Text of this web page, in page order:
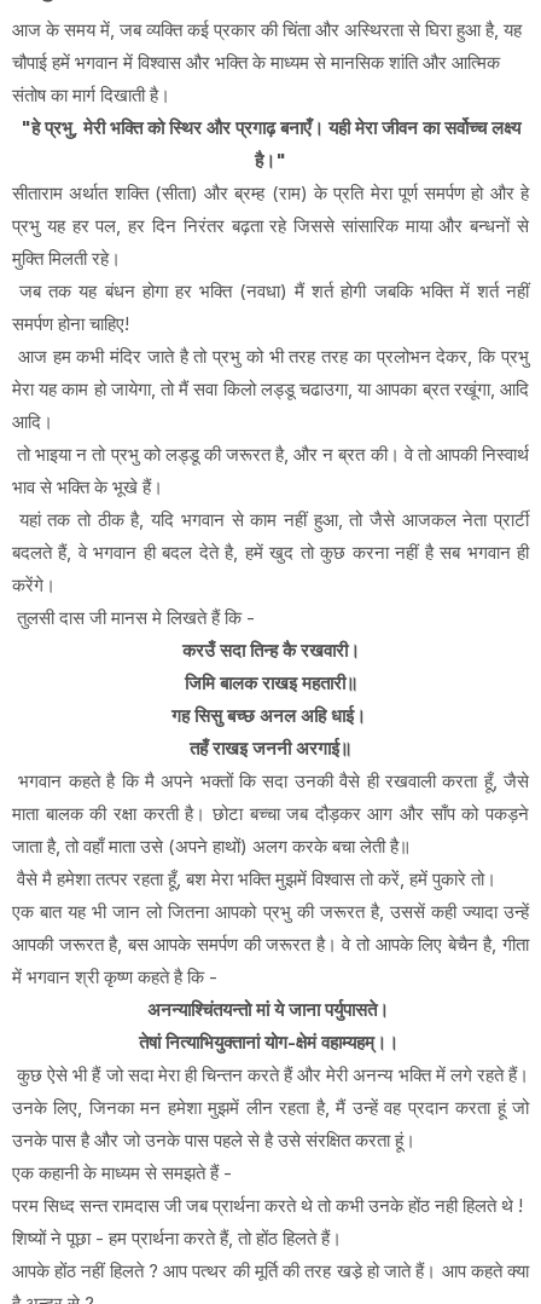
आज के समय में, जब व्यक्ति कई प्रकार की चिंता और अस्थिरता से घिरा हुआ है, यह
चौपाई हमें भगवान में विश्वास और भक्ति के माध्यम से मानसिक शांति और आत्मिक
संतोष का मार्ग दिखाती है।
"हे प्रभु, मेरी भक्ति को स्थिर और प्रगाढ़ बनाएँ। यही मेरा जीवन का सर्वोच्च लक्ष्य
है।"
सीताराम अर्थात शक्ति (सीता) और ब्रम्ह (राम) के प्रति मेरा पूर्ण समर्पण हो और हे
प्रभु यह हर पल, हर दिन निरंतर बढ़ता रहे जिससे सांसारिक माया और बन्धनों से
मुक्ति मिलती रहे।
जब तक यह बंधन होगा हर भक्ति (नवधा) मैं शर्त होगी जबकि भक्ति में शर्त नहीं
समर्पण होना चाहिए!
आज हम कभी मंदिर जाते है तो प्रभु को भी तरह तरह का प्रलोभन देकर, कि प्रभु
मेरा यह काम हो जायेगा, तो मैं सवा किलो लड्डू चढाउगा, या आपका ब्रत रखूंगा, आदि
आदि।
तो भाइया न तो प्रभु को लड्डू की जरूरत है, और न ब्रत की। वे तो आपकी निस्वार्थ
भाव से भक्ति के भूखे हैं।
यहां तक तो ठीक है, यदि भगवान से काम नहीं हुआ, तो जैसे आजकल नेता प्रार्टी
बदलते हैं, वे भगवान ही बदल देते है, हमें खुद तो कुछ करना नहीं है सब भगवान ही
करेंगे।
तुलसी दास जी मानस मे लिखते हैं कि -
करउँ सदा तिन्ह कै रखवारी।
जिमि बालक राखइ महतारी॥
गह सिसु बच्छ अनल अहि धाई।
तहँ राखइ जननी अरगाई॥
भगवान कहते है कि मै अपने भक्तों कि सदा उनकी वैसे ही रखवाली करता हूँ, जैसे
माता बालक की रक्षा करती है। छोटा बच्चा जब दौड़कर आग और साँप को पकड़ने
जाता है, तो वहाँ माता उसे (अपने हाथों) अलग करके बचा लेती है॥
वैसे मै हमेशा तत्पर रहता हूँ, बश मेरा भक्ति मुझमें विश्वास तो करें, हमें पुकारे तो।
एक बात यह भी जान लो जितना आपको प्रभु की जरूरत है, उससें कही ज्यादा उन्हें
आपकी जरूरत है, बस आपके समर्पण की जरूरत है। वे तो आपके लिए बेचैन है, गीता
में भगवान श्री कृष्ण कहते है कि -
अनन्याश्चिंतयन्तो मां ये जाना पर्युपासते।
तेषां नित्याभियुक्तानां योग-क्षेमं वहाम्यहम्।।
कुछ ऐसे भी हैं जो सदा मेरा ही चिन्तन करते हैं और मेरी अनन्य भक्ति में लगे रहते हैं।
उनके लिए, जिनका मन हमेशा मुझमें लीन रहता है, मैं उन्हें वह प्रदान करता हूं जो
उनके पास है और जो उनके पास पहले से है उसे संरक्षित करता हूं।
एक कहानी के माध्यम से समझते हैं -
परम सिध्द सन्त रामदास जी जब प्रार्थना करते थे तो कभी उनके होंठ नही हिलते थे !
शिष्यों ने पूछा - हम प्रार्थना करते हैं, तो होंठ हिलते हैं।
आपके होंठ नहीं हिलते ? आप पत्थर की मूर्ति की तरह खडे़ हो जाते हैं। आप कहते क्या